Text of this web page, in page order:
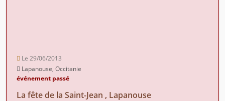
Le 29/06/2013
Lapanouse, Occitanie
événement passé
La fête de la Saint-Jean , Lapanouse